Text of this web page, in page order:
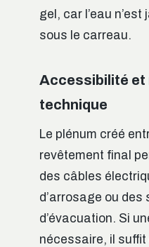
gel, car l’eau
sous le carreau.
Accessibilité et
technique
Le plénum créé
revêtement final
des câbles
d’arrosage ou des
d’évacuation. Si
nécessaire, il suffit